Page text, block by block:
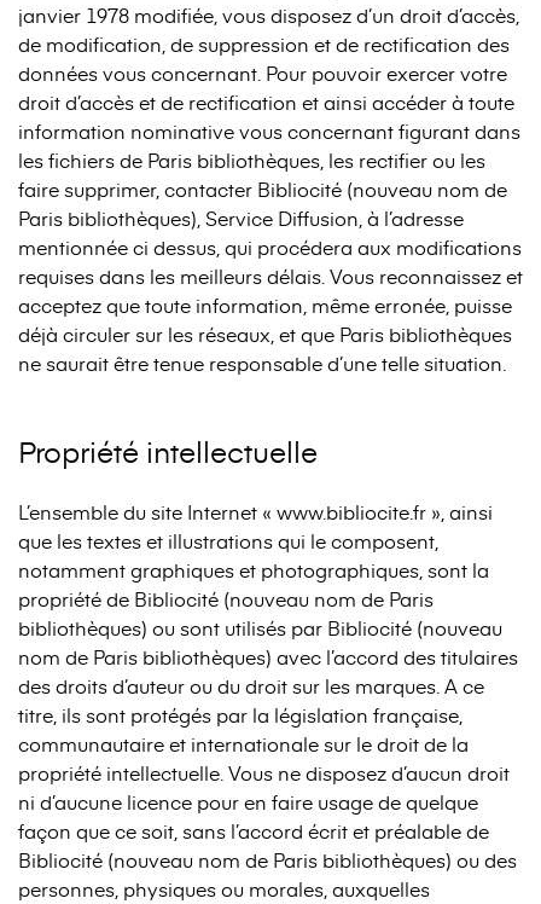
janvier 1978 modifiée, vous disposez d’un droit d’accès,
de modification, de suppression et de rectification des
données vous concernant. Pour pouvoir exercer votre
droit d’accès et de rectification et ainsi accéder à toute
information nominative vous concernant figurant dans
les fichiers de Paris bibliothèques, les rectifier ou les
faire supprimer, contacter Bibliocité (nouveau nom de
Paris bibliothèques), Service Diffusion, à l’adresse
mentionnée ci dessus, qui procédera aux modifications
requises dans les meilleurs délais. Vous reconnaissez et
acceptez que toute information, même erronée, puisse
déjà circuler sur les réseaux, et que Paris bibliothèques
ne saurait être tenue responsable d’une telle situation.
Propriété intellectuelle
L’ensemble du site Internet « www.bibliocite.fr », ainsi
que les textes et illustrations qui le composent,
notamment graphiques et photographiques, sont la
propriété de Bibliocité (nouveau nom de Paris
bibliothèques) ou sont utilisés par Bibliocité (nouveau
nom de Paris bibliothèques) avec l’accord des titulaires
des droits d’auteur ou du droit sur les marques. A ce
titre, ils sont protégés par la législation française,
communautaire et internationale sur le droit de la
propriété intellectuelle. Vous ne disposez d’aucun droit
ni d’aucune licence pour en faire usage de quelque
façon que ce soit, sans l’accord écrit et préalable de
Bibliocité (nouveau nom de Paris bibliothèques) ou des
personnes, physiques ou morales, auxquelles